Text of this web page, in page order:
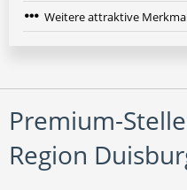
Weitere attraktive
Premium-
Region